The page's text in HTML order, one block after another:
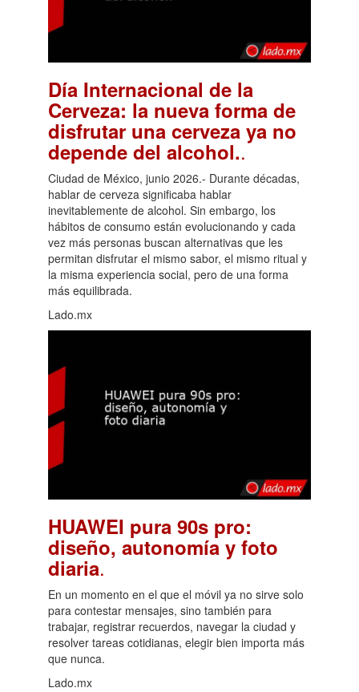
Día Internacional de la
Cerveza: la nueva forma de
disfrutar una cerveza ya no
depende del alcohol..
Ciudad de México, junio 2026.- Durante décadas,
hablar de cerveza significaba hablar
inevitablemente de alcohol. Sin embargo, los
hábitos de consumo están evolucionando y cada
vez más personas buscan alternativas que les
permitan disfrutar el mismo sabor, el mismo ritual y
la misma experiencia social, pero de una forma
más equilibrada.
Lado.mx
HUAWEI pura 90s pro:
diseño, autonomía y foto
diaria.
En un momento en el que el móvil ya no sirve solo
para contestar mensajes, sino también para
trabajar, registrar recuerdos, navegar la ciudad y
resolver tareas cotidianas, elegir bien importa más
que nunca.
Lado.mx